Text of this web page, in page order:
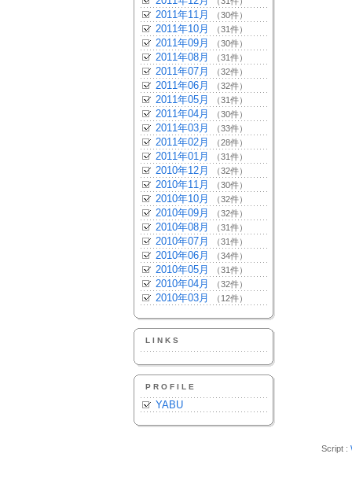
2011年11月 （30件）
2011年10月 （31件）
2011年09月 （30件）
2011年08月 （31件）
2011年07月 （32件）
2011年06月 （32件）
2011年05月 （31件）
2011年04月 （30件）
2011年03月 （33件）
2011年02月 （28件）
2011年01月 （31件）
2010年12月 （32件）
2010年11月 （30件）
2010年10月 （32件）
2010年09月 （32件）
2010年08月 （31件）
2010年07月 （31件）
2010年06月 （34件）
2010年05月 （31件）
2010年04月 （32件）
2010年03月 （12件）
LINKS
PROFILE
YABU
Script :